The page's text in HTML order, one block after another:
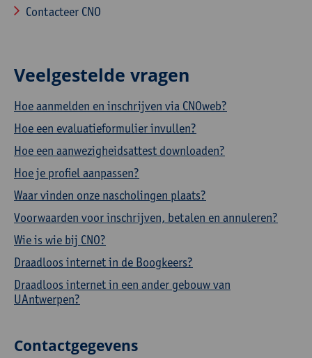
Contacteer CNO
Veelgestelde vragen
Hoe aanmelden en inschrijven via CNOweb?
Hoe een evaluatieformulier invullen?
Hoe een aanwezigheidsattest downloaden?
Hoe je profiel aanpassen?
Waar vinden onze nascholingen plaats?
Voorwaarden voor inschrijven, betalen en annuleren?
Wie is wie bij CNO?
Draadloos internet in de Boogkeers?
Draadloos internet in een ander gebouw van
UAntwerpen?
Contactgegevens